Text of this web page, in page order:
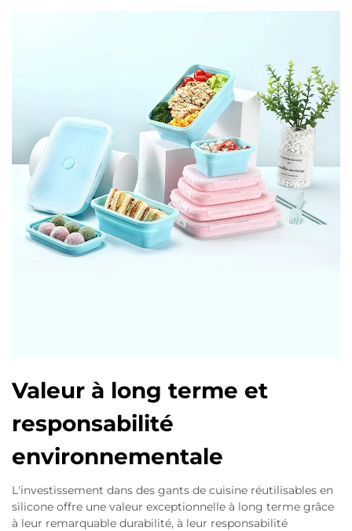
Valeur à long terme et
responsabilité
environnementale
L'investissement dans des gants de cuisine réutilisables en
silicone offre une valeur exceptionnelle à long terme grâce
à leur remarquable durabilité, à leur responsabilité